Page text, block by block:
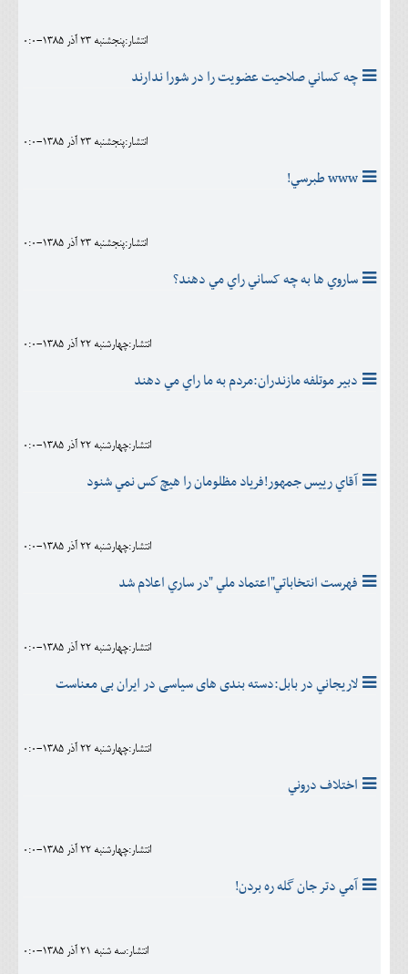
انتشار:پنجشنبه 23 آذر 1385-0:0
چه کساني صلاحيت عضويت را در شورا ندارند
انتشار:پنجشنبه 23 آذر 1385-0:0
www طبرسي!
انتشار:پنجشنبه 23 آذر 1385-0:0
ساروي ها به چه کساني راي مي دهند؟
انتشار:چهارشنبه 22 آذر 1385-0:0
دبير موتلفه مازندران:مردم به ما راي مي دهند
انتشار:چهارشنبه 22 آذر 1385-0:0
آقاي رييس جمهور!فرياد مظلومان را هيچ كس نمي شنود
انتشار:چهارشنبه 22 آذر 1385-0:0
فهرست انتخاباتي"اعتماد ملي "در ساري اعلام شد
انتشار:چهارشنبه 22 آذر 1385-0:0
لاريجاني در بابل:دسته بندی های سیاسی در ایران بی معناست
انتشار:چهارشنبه 22 آذر 1385-0:0
اختلاف دروني
انتشار:چهارشنبه 22 آذر 1385-0:0
آمي دتر جان گله ره بردن!
انتشار:سه شنبه 21 آذر 1385-0:0